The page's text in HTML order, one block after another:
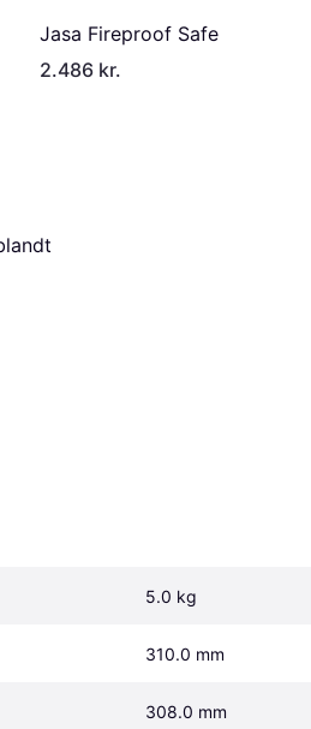
Jasa Fireproof Safe
2.486 kr.
5.0 kg
310.0 mm
308.0 mm